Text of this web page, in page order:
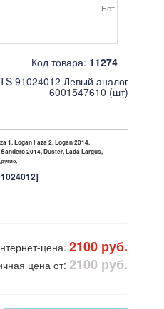
Нет
Код товара: 11274
91024012 Левый аналог
6001547610 (шт)
1, Logan Faza 2, Logan 2014,
2014, Duster, Lada Largus,
цена: 2100 руб.
цена от: 2100 руб.